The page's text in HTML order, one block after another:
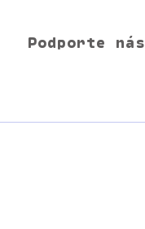
Podporte nás